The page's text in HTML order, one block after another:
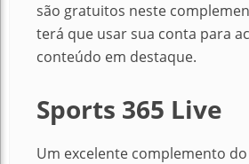
são gratuitos neste
terá que usar sua conta para
conteúdo em destaque.
Sports 365 Live
Um excelente complemento